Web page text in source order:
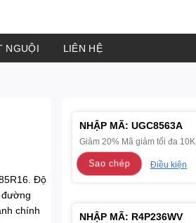
NGUỘI LIÊN HỆ
Độ
chính
NHẬP MÃ: UGC8563A
Giảm 20% Mã giảm tối đa 10K
Sao chép Điều kiện
NHẬP MÃ: R4P236WV